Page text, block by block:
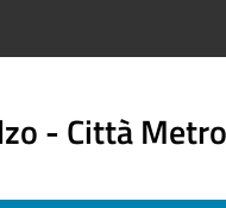
- Città